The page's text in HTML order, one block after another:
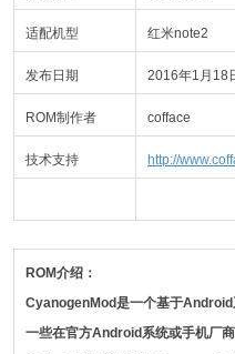
适配机型 红米note2
发布日期 2016年1月18
ROM制作者 cofface
技术支持 http://
ROM介绍：
CyanogenMod是一个基于
一些在官方Android系统或手机厂